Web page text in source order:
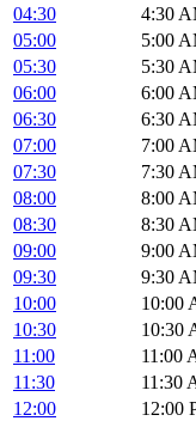
04:30
4:30
05:00
5:00
05:30
5:30
06:00
6:00
06:30
6:30
07:00
7:00
07:30
7:30
08:00
8:00
08:30
8:30
09:00
9:00
09:30
9:30
10:00
10:00
10:30
10:30
11:00
11:00
11:30
11:30
12:00
12:00